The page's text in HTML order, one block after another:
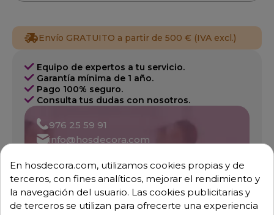
Envío GRATUITO a partir de 500 € (IVA excl.)
Equipo de expertos a tu servicio.
Garantía mínima de 1 año.
Pago 100% seguro.
Consulta tus dudas con nosotros.
976 25 59 91
info@hosdecora.com
Pide tu presupuesto
En hosdecora.com, utilizamos cookies propias y de
terceros, con fines analíticos, mejorar el rendimiento y
la navegación del usuario. Las cookies publicitarias y
de terceros se utilizan para ofrecerte una experiencia